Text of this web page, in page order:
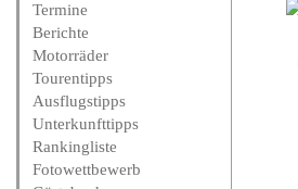
Termine
Berichte
Motorräder
Tourentipps
Ausflugstipps
Unterkunfttipps
Rankingliste
Fotowettbewerb